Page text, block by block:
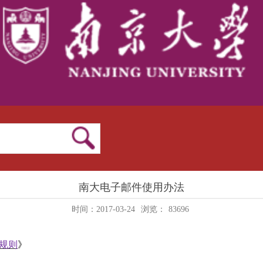
南大电子邮件使用办法
时间：2017-03-24 浏览： 83696
则 》